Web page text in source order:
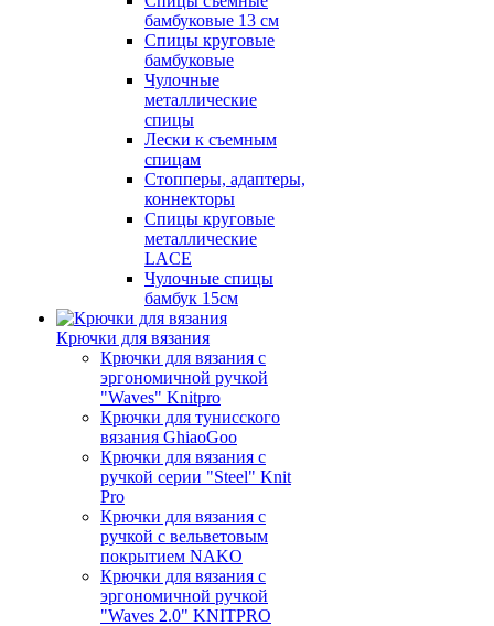
бамбуковые 13 см
Спицы круговые
бамбуковые
Чулочные
металлические
спицы
Лески к съемным
спицам
Стопперы, адаптеры,
коннекторы
Спицы круговые
металлические
LACE
Чулочные спицы
бамбук 15см
Крючки для вязания
Крючки для вязания с
эргономичной ручкой
"Waves" Knitpro
Крючки для тунисского
вязания GhiaoGoo
Крючки для вязания с
ручкой серии "Steel" Knit
Pro
Крючки для вязания с
ручкой с вельветовым
покрытием NAKO
Крючки для вязания с
эргономичной ручкой
"Waves 2.0" KNITPRO